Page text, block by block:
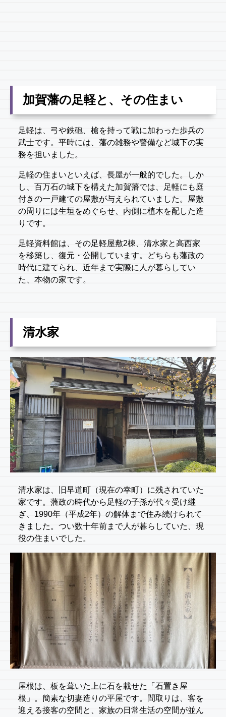
加賀藩の足軽と、その住まい
足軽は、弓や鉄砲、槍を持って戦に加わった歩兵の
武士です。平時には、藩の雑務や警備など城下の実
務を担いました。
足軽の住まいといえば、長屋が一般的でした。しか
し、百万石の城下を構えた加賀藩では、足軽にも庭
付きの一戸建ての屋敷が与えられていました。屋敷
の周りには生垣をめぐらせ、内側に植木を配した造
りです。
足軽資料館は、その足軽屋敷2棟、清水家と高西家
を移築し、復元・公開しています。どちらも藩政の
時代に建てられ、近年まで実際に人が暮らしてい
た、本物の家です。
清水家
清水家は、旧早道町（現在の幸町）に残されていた
家です。藩政の時代から足軽の子孫が代々受け継
ぎ、1990年（平成2年）の解体まで住み続けられて
きました。つい数十年前まで人が暮らしていた、現
役の住まいでした。
屋根は、板を葺いた上に石を載せた「石置き屋
根」。簡素な切妻造りの平屋です。間取りは、客を
迎える接客の空間と、家族の日常生活の空間が並ん